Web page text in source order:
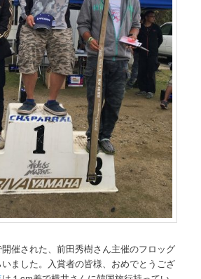
催された、前田秀樹さん主催のフロッグ
ました。入賞者の皆様、おめでとうござ